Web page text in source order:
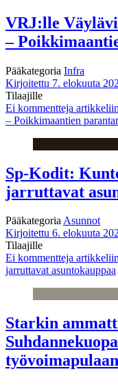
VRJ:lle
–
Pääkategoria Infra
Kirjoitettu 7. elokuuta
Tilaajille
Ei kommentteja
– Poikkimaantien
Sp-Kodit:
jarruttavat
PääkategoriaAsunnot
Kirjoitettu 6. elokuuta
Tilaajille
Ei kommentteja
jarruttavat asuntokauppaa
Starkin
työvoimapulaan